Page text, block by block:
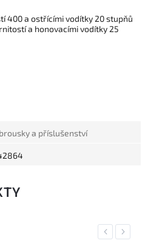
400 a ostřícími vodítky 20 stupňů
a honovacími vodítky 25
a příslušenství
Previous
Next